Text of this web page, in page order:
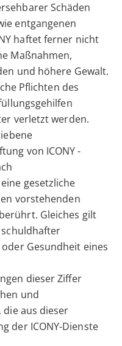
Schäden
entgangenen
haftet ferner nicht
Maßnahmen,
und höhere Gewalt.
Pflichten des
verletzt werden.
von ICONY -
gesetzliche
vorstehenden
Gleiches gilt
schuldhafter
Gesundheit eines
dieser Ziffer
und
aus dieser
der ICONY-Dienste